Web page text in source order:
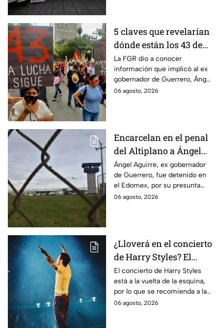
5 claves que revelarían
dónde están los 43 de
Ayotzinapa tras
captura de Ángel
Aguirre, ex gobernador
de Guerrero
La FGR dio a conocer
información que implicó al ex
gobernador de Guerrero, Ángel
Aguirre, quien fue detenido
06 agosto, 2026
Encarcelan en el penal
del Altiplano a Ángel
Aguirre, ex gobernador
de Guerrero por caso
Ayotzinapa
Ángel Aguirre, ex gobernador
de Guerrero, fue detenido en
el Edomex, por su presunta
participación en la
06 agosto, 2026
¿Lloverá en el concierto
de Harry Styles? El
pronóstico del clima
para este viernes en
CDMX
El concierto de Harry Styles
está a la vuelta de la esquina,
por lo que se recomienda a las
y los fanáticos revisar el clima
06 agosto, 2026